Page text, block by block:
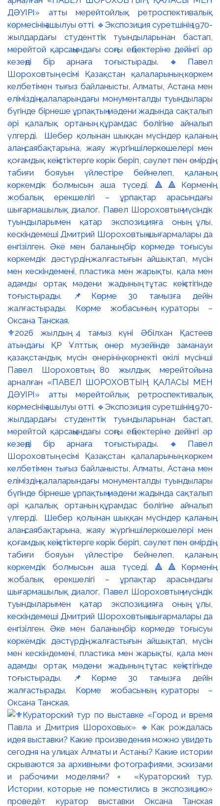
⚜️2026 жылдың 4 тамыз күні Әбілхан Қастеев
атындағы ҚР Ұлттық өнер музейінде заманауи
қазақстандық мүсін өнерінің көрнекті өкілі мүсінші
Павел Шороховтың 80 жылдық мерейтойына
арналған «ПАВЕЛ ШОРОХОВТЫҢ ҚАЛАСЫ МЕН
ДӘУІРІ» атты мерейтойлық ретроспективалық
көрмесінің ашылуы өтті. 🔹Экспозиция суретшінің 1970-
жылдардағы студенттік туындыларынан бастап,
мерейтой қарсаңындағы соңғы еңбектеріне дейінгі әр
кезеңді бір арнаға тоғыстырады. 🔸Павел
Шороховтың есімі Қазақстан қалаларының көркем
келбетімен тығыз байланысты, Алматы, Астана мен
еліміздің қалаларындағы монументалды туындылары
бүгінде бірнеше ұрпақтың мәдени жадында сақталып
әрі қалалық ортаның құрамдас бөлігіне айналып
үлгерді. Шебер қолынан шыққан мүсіндер қаланың
алаң-саябақтарына, жаяу жүргіншілеркөшелері мен
қоғамдық кеңістіктерге көрік беріп, сәулет пен өмірдің
табиғи бояуын үйлестіре бейнелеп, қаланың
көркемдік болмысын аша түседі. 🔺🔺Көрменің
жобалық ерекшелігі – ұрпақтар арасындағы
шығармашылық диалог. Павел Шороховтың мүсіндік
туындыларымен қатар экспозицияға оның ұлы,
кескіндемеші Дмитрий Шороховтың шығармалары да
енгізілген. Әке мен баланың бір көрмеде тоғысуы
көркемдік дәстүрдің жалғастығын айшықтап, мүсін
мен кескіндемені, пластика мен жарықты, қала мен
адамды ортақ мәдени жадының тұтас кеңістігінде
тоғыстырады. 📌Көрме 30 тамызға дейін
жалғастырады. Көрме жобасының кураторы –
Оксана Танская.